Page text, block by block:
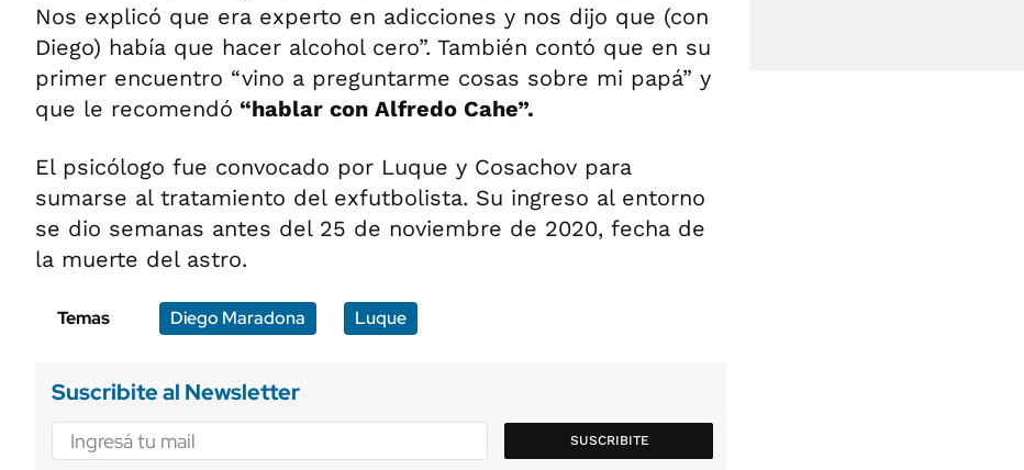
Nos explicó que era experto en adicciones y nos dijo que (con
Diego) había que hacer alcohol cero”. También contó que en su
primer encuentro “vino a preguntarme cosas sobre mi papá” y
que le recomendó “hablar con Alfredo Cahe”.
El psicólogo fue convocado por Luque y Cosachov para
sumarse al tratamiento del exfutbolista. Su ingreso al entorno
se dio semanas antes del 25 de noviembre de 2020, fecha de
la muerte del astro.
Temas Diego Maradona Luque
Suscribite al Newsletter
SUSCRIBITE